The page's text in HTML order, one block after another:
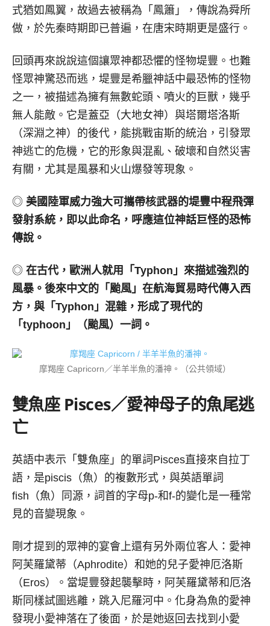
式猶如鳳翼，故過去被稱為「鳳簫」，傳說為舜所
做，於先秦時期即已普遍，在唐宋時期更是盛行。
回頭再來說說這個讓眾神都恐懼的怪物堤豐。也難
怪眾神驚恐而逃，堤豐是希臘神話中最恐怖的怪物
之一，被描述為擁有無數蛇頭、噴火的巨獸，幾乎
無人能敵。它是蓋亞（大地女神）與塔爾塔洛斯
（深淵之神）的後代，能挑戰宙斯的統治，引發眾
神逃亡的危機，它的形象與混亂、破壞和自然災害
有關，尤其是風暴和火山爆發等現象。
◎ 美國陸軍威力強大可攜帶核武器的堤豐中程飛彈
發射系統，即以此命名，呼應這位神話巨怪的恐怖
傳說。
◎ 在古代，歐洲人就用「 Typhon 」來描述強烈的
風暴。後來中文的「颱風」在航海貿易時代傳入西
方，與「 Typhon 」混雜，形成了現代的
「 typhoon 」（颱風）一詞。
摩羯座 Capricorn／半羊半魚的潘神。（公共領域）
雙魚座 Pisces／愛神母子的魚尾逃
亡
英語中表示「雙魚座」的單詞Pisces直接來自拉丁
語，是piscis（魚）的複數形式，與英語單詞
fish（魚）同源，詞首的字母p-和f-的變化是一種常
見的音變現象。
剛才提到的眾神的宴會上還有另外兩位客人：愛神
阿芙羅黛蒂（Aphrodite）和她的兒子愛神厄洛斯
（Eros）。當堤豐發起襲擊時，阿芙羅黛蒂和厄洛
斯同樣試圖逃離，跳入尼羅河中。化身為魚的愛神
發現小愛神落在了後面，於是她返回去找到小愛